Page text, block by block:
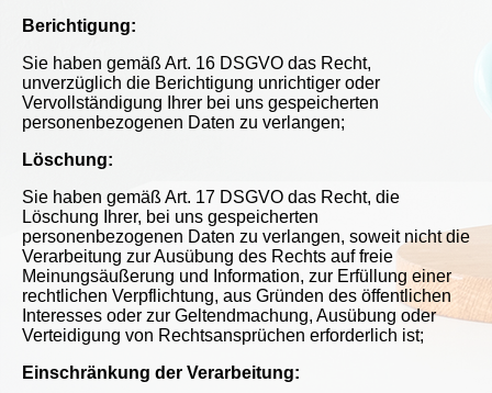
Berichtigung:
Sie haben gemäß Art. 16 DSGVO das Recht,
unverzüglich die Berichtigung unrichtiger oder
Vervollständigung Ihrer bei uns gespeicherten
personenbezogenen Daten zu verlangen;
Löschung:
Sie haben gemäß Art. 17 DSGVO das Recht, die
Löschung Ihrer, bei uns gespeicherten
personenbezogenen Daten zu verlangen, soweit nicht die
Verarbeitung zur Ausübung des Rechts auf freie
Meinungsäußerung und Information, zur Erfüllung einer
rechtlichen Verpflichtung, aus Gründen des öffentlichen
Interesses oder zur Geltendmachung, Ausübung oder
Verteidigung von Rechtsansprüchen erforderlich ist;
Einschränkung der Verarbeitung: